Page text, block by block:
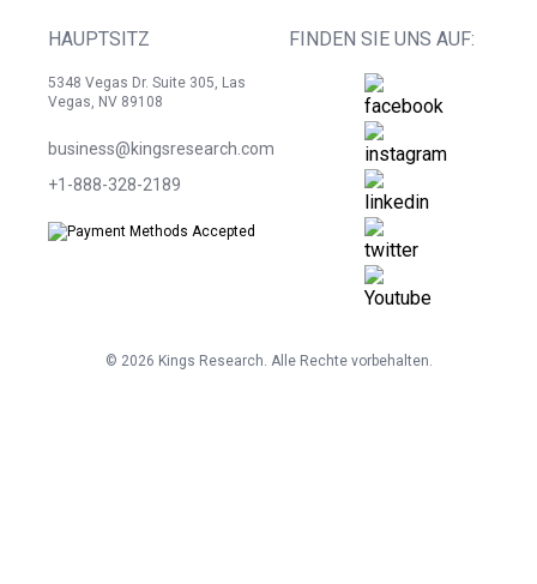
HAUPTSITZ
5348 Vegas Dr. Suite 305, Las
Vegas, NV 89108
business@kingsresearch.com
+1-888-328-2189
FINDEN SIE UNS AUF:
© 2026 Kings Research. Alle Rechte vorbehalten.